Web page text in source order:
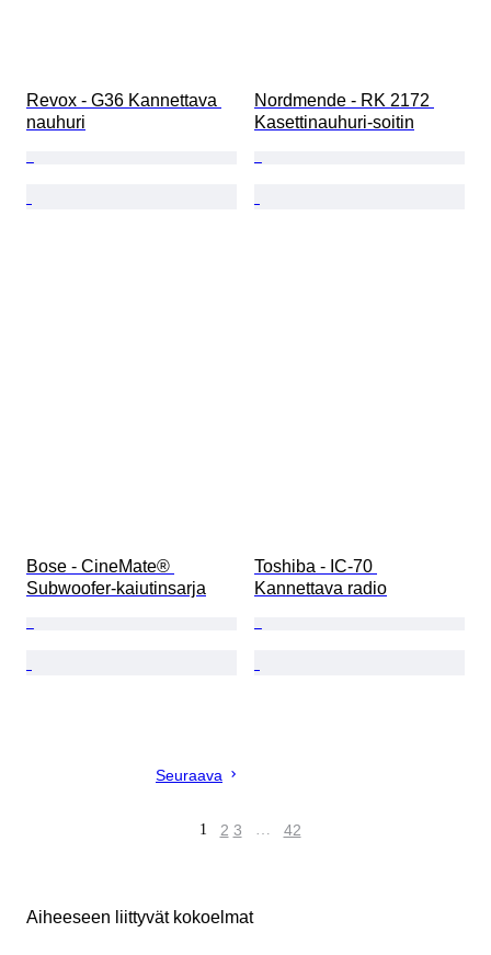
Revox - G36 Kannettava
nauhuri
Nordmende - RK 2172
Kasettinauhuri-soitin
Bose - CineMate®
Subwoofer-kaiutinsarja
Toshiba - IC-70
Kannettava radio
Seuraava
1 2 3 … 42
Aiheeseen liittyvät kokoelmat